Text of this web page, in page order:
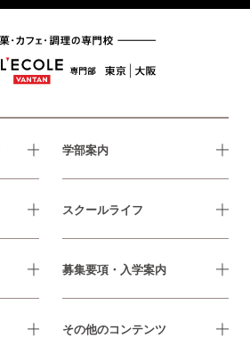
学部案内
スクールライフ
募集要項・入学案内
その他のコンテンツ